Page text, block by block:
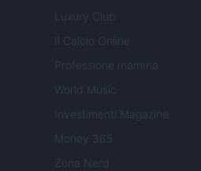
Luxury Club
Il Calcio Online
Professione mamma
World Music
Investimenti Magazine
Money 365
Zona Nerd